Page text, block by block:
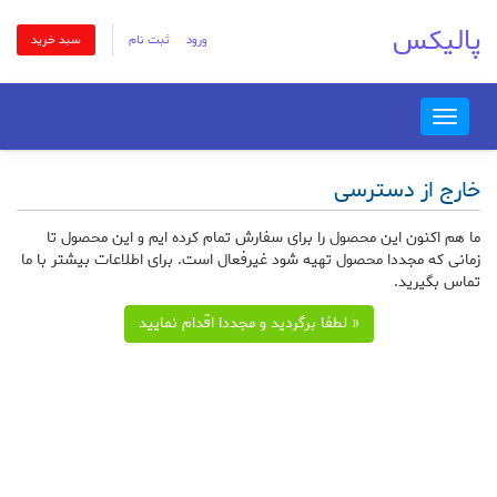
ورود ثبت نام سبد خرید پالیکس
Toggle
navigation
خارج از دسترسی
ما هم اکنون این محصول را برای سفارش تمام کرده ایم و این محصول تا
زمانی که مجددا محصول تهیه شود غیرفعال است. برای اطلاعات بیشتر با ما
تماس بگیرید.
« لطفا برگردید و مجددا اقدام نمایید